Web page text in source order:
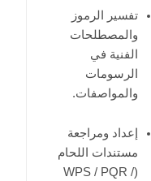
تفسير الرموز
والمصطلحات
الفنية في
الرسومات
والمواصفات.
إعداد ومراجعة
مستندات اللحام
(WPS / PQR /